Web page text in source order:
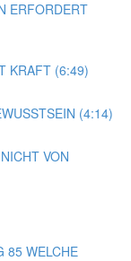
ERFORDERT
KRAFT (6:49)
(4:14)
VON
85 WELCHE